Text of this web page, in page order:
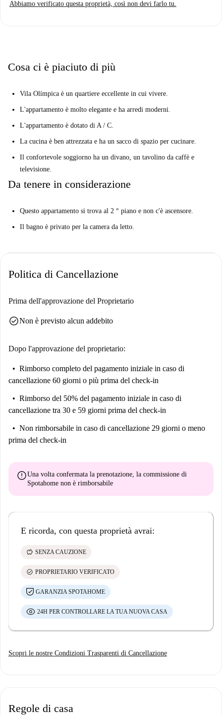
studenti Erasmus. L'affitto mensile include tutte le utenze (elettricità,
interesse come La Licorera, La Xemeneia De Poble Nou, El Poblenou e
nella vivace cultura e storia di Barcellona, godendoti tutto ciò che questo
fantastico appartamento ha da offrire.
Abbiamo verificato questa proprietà, così non devi farlo tu.
Cosa ci è piaciuto di più
Vila Olímpica è un quartiere eccellente in cui vivere.
L'appartamento è molto elegante e ha arredi moderni.
L'appartamento è dotato di A / C.
La cucina è ben attrezzata e ha un sacco di spazio per cucinare.
Il confortevole soggiorno ha un divano, un tavolino da caffè e
televisione.
Da tenere in considerazione
Questo appartamento si trova al 2 ° piano e non c'è ascensore.
Il bagno è privato per la camera da letto.
Politica di Cancellazione
Prima dell'approvazione del Proprietario
check_circleNon è previsto alcun addebito
Dopo l'approvazione del proprietario:
Rimborso completo del pagamento iniziale in caso di
cancellazione 60 giorni o più prima del check-in
Rimborso del 50% del pagamento iniziale in caso di
cancellazione tra 30 e 59 giorni prima del check-in
Non rimborsabile in caso di cancellazione 29 giorni o meno
prima del check-in
errorUna volta confermata la prenotazione, la commissione di
Spotahome non è rimborsabile
E ricorda, con questa proprietà avrai:
savings SENZA CAUZIONE
check_circle PROPRIETARIO VERIFICATO
GARANZIA SPOTAHOME
24H PER CONTROLLARE LA TUA NUOVA CASA
Scopri le nostre Condizioni Trasparenti di Cancellazione
Regole di casa